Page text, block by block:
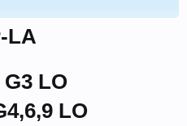
LA
G3 LO
LO